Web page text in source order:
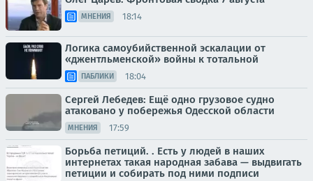
МНЕНИЯ 18:14
Логика самоубийственной эскалации от
«джентльменской» войны к тотальной
ПАБЛИКИ 18:04
Сергей Лебедев: Ещё одно грузовое судно
атаковано у побережья Одесской области
МНЕНИЯ 17:59
Борьба петиций. . Есть у людей в наших
интернетах такая народная забава — выдвигать
петиции и собирать под ними подписи